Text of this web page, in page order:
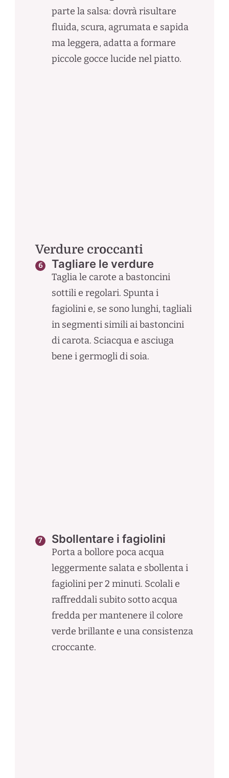
parte la salsa: dovrà risultare
fluida, scura, agrumata e sapida
ma leggera, adatta a formare
piccole gocce lucide nel piatto.
Verdure croccanti
Tagliare le verdure
Taglia le carote a bastoncini
sottili e regolari. Spunta i
fagiolini e, se sono lunghi, tagliali
in segmenti simili ai bastoncini
di carota. Sciacqua e asciuga
bene i germogli di soia.
Sbollentare i fagiolini
Porta a bollore poca acqua
leggermente salata e sbollenta i
fagiolini per 2 minuti. Scolali e
raffreddali subito sotto acqua
fredda per mantenere il colore
verde brillante e una consistenza
croccante.